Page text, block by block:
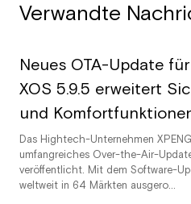
Verwandte
Neues OTA-Update
XOS 5.9.5 erweitert
und
Das Hightech-Unternehmen
umfangreiches Over-the-Air-
veröffentlicht. Mit dem Software-
weltweit in 64 Märkten ausgero...